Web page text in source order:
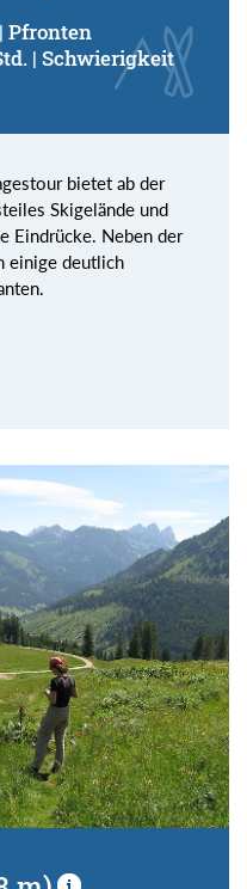
Pfronten
| Schwierigkeit
bietet ab der
Skigelände und
Eindrücke. Neben der
einige deutlich